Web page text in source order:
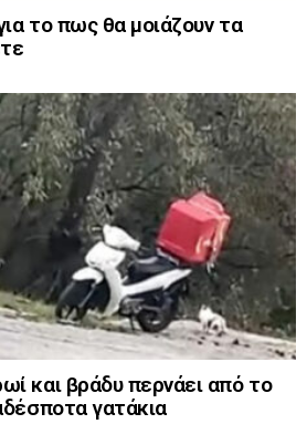
το πως θα μοιάζουν τα
και βράδυ περνάει από το
γατάκια